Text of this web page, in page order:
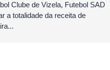
Clube de Vizela, Futebol SAD
a totalidade da receita de